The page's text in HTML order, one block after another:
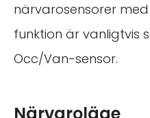
närvarosensorer
funktion är vanligtvis
Occ/Van-sensor.